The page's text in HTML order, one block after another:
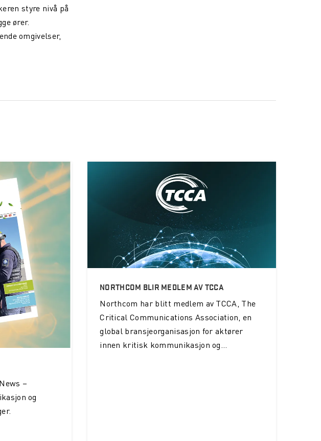
styre nivå på
ører.
omgivelser,
–
og
NORTHCOM BLIR MEDLEM AV TCCA
Northcom har blitt medlem av TCCA, The
Critical Communications Association, en
global bransjeorganisasjon for aktører
innen kritisk kommunikasjon og...